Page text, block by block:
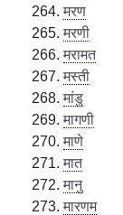
मरण
मरणी
मरामत
मस्ती
मांडु
मागणी
माणे
मात
मानु
मारणम